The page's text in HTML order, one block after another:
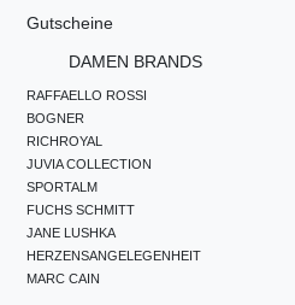
Gutscheine
DAMEN BRANDS
RAFFAELLO ROSSI
BOGNER
RICHROYAL
JUVIA COLLECTION
SPORTALM
FUCHS SCHMITT
JANE LUSHKA
HERZENSANGELEGENHEIT
MARC CAIN